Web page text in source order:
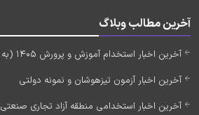
آخرین مطالب وبلاگ
آخرین اخبار استخدام آموزش و پرورش 1405 (به زودی)
آخرین اخبار آزمون تیزهوشان و نمونه دولتی
آخرین اخبار استخدامی منطقه آزاد تجاری صنعتی 1405